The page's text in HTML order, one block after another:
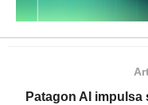
Patagon AI